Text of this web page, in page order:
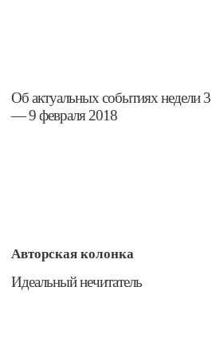
Об актуальных событиях недели 3
— 9 февраля 2018
Авторская колонка
​Идеальный нечитатель